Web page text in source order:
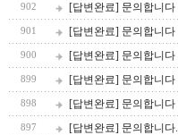
902 [답변완료] 문의합니다
901 [답변완료] 문의합니다
900 [답변완료] 문의합니다
899 [답변완료] 문의합니다
898 [답변완료] 문의합니다
897 [답변완료] 문의합니다.